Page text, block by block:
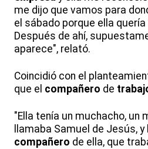
me dijo que vamos para
el sábado porque ella quería
Después de ahí,
aparece", relató.
Coincidió con el
que el compañero de
"Ella tenía un muchacho, un
llamaba Samuel de Jesús, y
compañero de ella, que